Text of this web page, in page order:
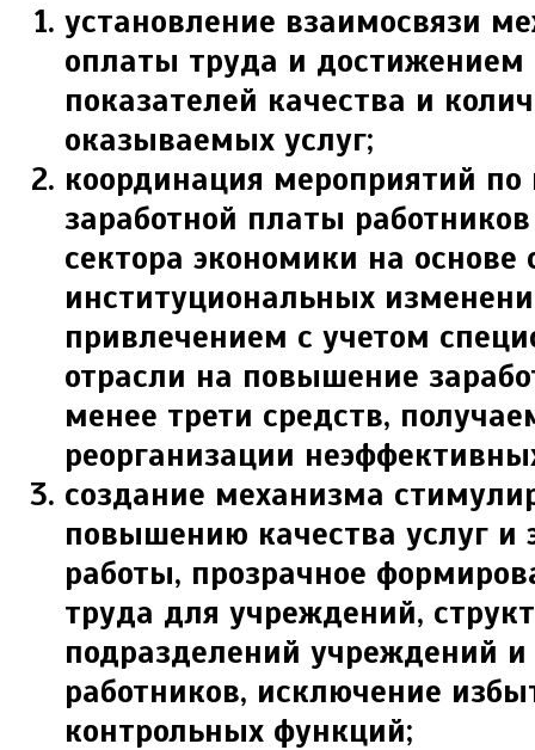
установление взаимосвязи
оплаты труда и достижением
показателей качества и
оказываемых услуг;
координация мероприятий
заработной платы
сектора экономики на основе
институциональных
привлечением с учетом
отрасли на повышение
менее трети средств,
реорганизации
создание механизма
повышению качества услуг и
работы, прозрачное
труда для учреждений,
подразделений учреждений
работников, исключение
контрольных функций;